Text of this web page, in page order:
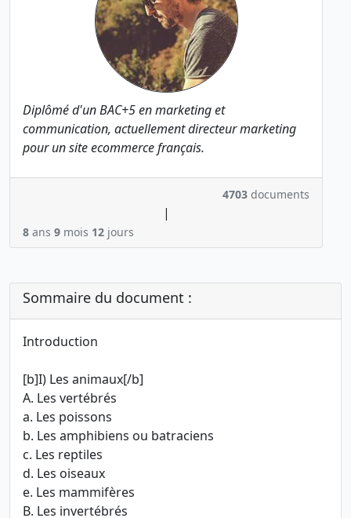
Diplômé d'un BAC+5 en marketing et
communication, actuellement directeur marketing
pour un site ecommerce français.
4703 documents
|
8 ans 9 mois 12 jours
Sommaire du document :
Introduction
[b]I) Les animaux[/b]
A. Les vertébrés
a. Les poissons
b. Les amphibiens ou batraciens
c. Les reptiles
d. Les oiseaux
e. Les mammifères
B. Les invertébrés